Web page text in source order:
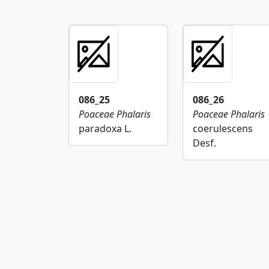
086_25
PoaceaePhalaris
paradoxa L.
086_26
PoaceaePhalaris
coerulescens
Desf.